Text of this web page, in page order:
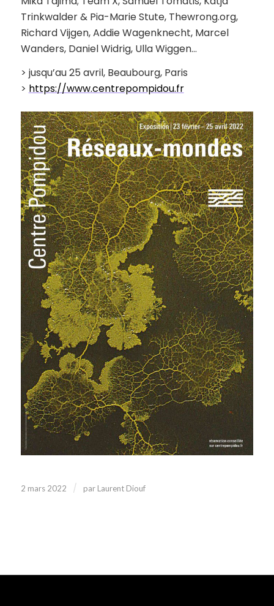
Trinkwalder & Pia-Marie Stute, Thewrong.org,
Richard Vijgen, Addie Wagenknecht, Marcel
Wanders, Daniel Widrig, Ulla Wiggen…
> jusqu’au 25 avril, Beaubourg, Paris
> https://www.centrepompidou.fr
2 mars 2022 / par Laurent Diouf